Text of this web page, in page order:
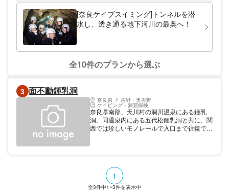
[奈良ケイブスイミング]トンネルを潜
水し、透き通る地下河川の最奥へ！
全10件のプランから選ぶ
3 面不動鍾乳洞
奈良県 吉野・奥吉野
ケイビング・洞窟探検
奈良県南部、天川村の洞川温泉にある鍾乳
洞。同温泉内にある五代松鍾乳洞と共に、関
西では珍しいモノレールで入口まで往復でき
均気温は8℃と特に夏場は涼しく、ストロー
状の鍾乳石（ストロー鍾乳管）も見られる。
モノレール「ドロッコ」は平成24年に開通
1
全3件中1~3件を表示中